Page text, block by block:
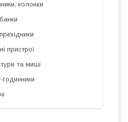
колонки
пристрої
та миші